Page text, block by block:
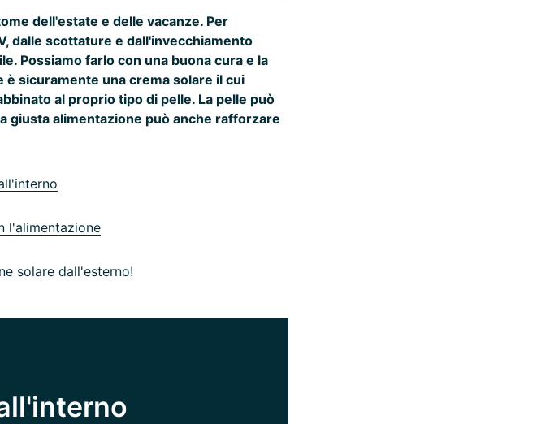
dell'estate e delle vacanze. Per
dalle scottature e dall'invecchiamento
Possiamo farlo con una buona cura e la
sicuramente una crema solare il cui
al proprio tipo di pelle. La pelle può
giusta alimentazione può anche rafforzare
l'alimentazione
solare dall'esterno!